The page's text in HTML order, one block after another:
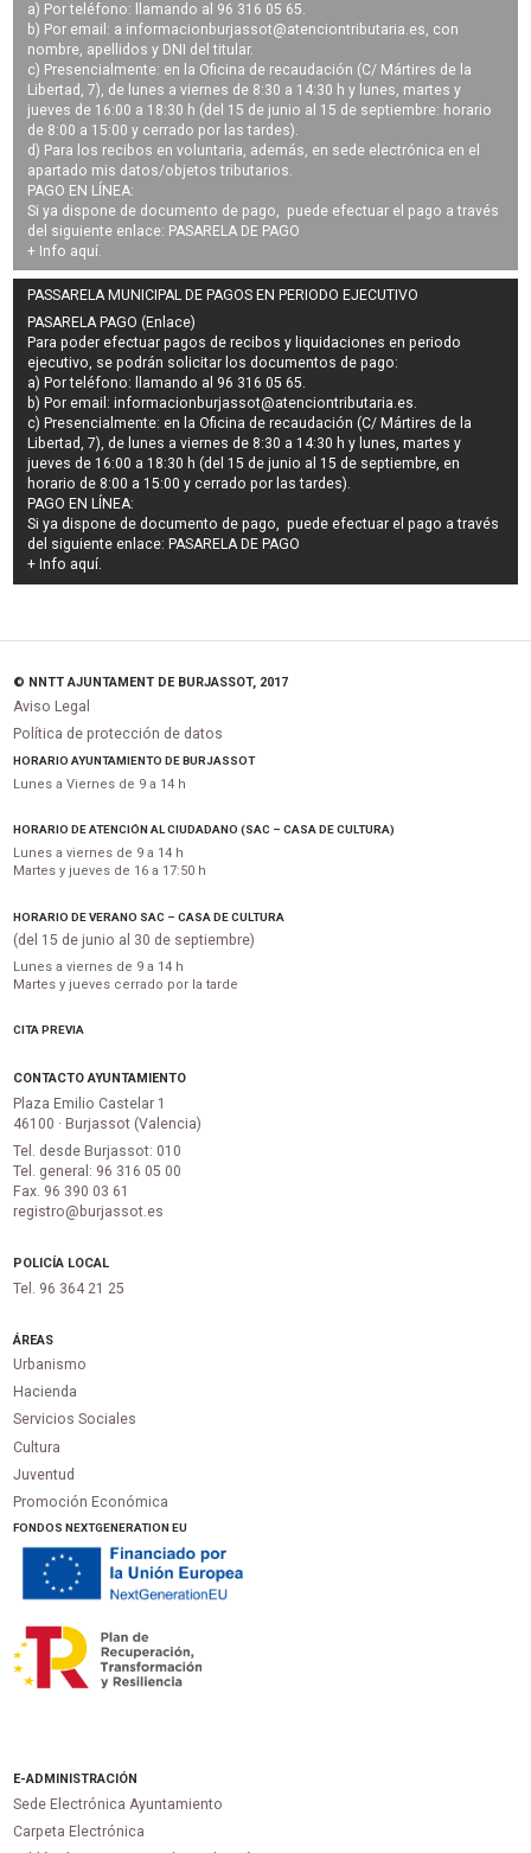
a) Por teléfono: llamando al 96 316 05 65.
b) Por email: a informacionburjassot@atenciontributaria.es, con
nombre, apellidos y DNI del titular.
c) Presencialmente: en la Oficina de recaudación (C/ Mártires de la
Libertad, 7), de lunes a viernes de 8:30 a 14:30 h y lunes, martes y
jueves de 16:00 a 18:30 h (del 15 de junio al 15 de septiembre: horario
de 8:00 a 15:00 y cerrado por las tardes).
d) Para los recibos en voluntaria, además, en sede electrónica en el
apartado mis datos/objetos tributarios.
PAGO EN LÍNEA:
Si ya dispone de documento de pago, puede efectuar el pago a través
del siguiente enlace: PASARELA DE PAGO
+ Info aquí.
PASSARELA MUNICIPAL DE PAGOS EN PERIODO EJECUTIVO
PASARELA PAGO (Enlace)
Para poder efectuar pagos derecibos y liquidaciones en periodo
ejecutivo, se podrán solicitar los documentos de pago:
a) Por teléfono: llamando al 96 316 05 65.
b) Por email:informacionburjassot@atenciontributaria.es.
c) Presencialmente: en la Oficina de recaudación (C/ Mártires de la
Libertad, 7), de lunes a viernes de 8:30 a 14:30 h y lunes, martes y
jueves de 16:00 a 18:30 h (del 15 de junio al 15 de septiembre, en
horario de 8:00 a 15:00 y cerrado por las tardes).
PAGO EN LÍNEA:
Si ya dispone de documento de pago, puede efectuar el pago a través
del siguiente enlace: PASARELA DE PAGO
+ Info aquí.
© NNTT AJUNTAMENT DE BURJASSOT, 2017
Aviso Legal
Política de protección de datos
HORARIO AYUNTAMIENTO DE BURJASSOT
Lunes a Viernes de 9 a 14 h
HORARIO DE ATENCIÓN AL CIUDADANO (SAC – CASA DE CULTURA)
Lunes a viernes de 9 a 14 h
Martes y jueves de 16 a 17:50 h
HORARIO DE VERANO SAC – CASA DE CULTURA
(del 15 de junio al 30 de septiembre)
Lunes a viernes de 9 a 14 h
Martes y jueves cerrado por la tarde
CITA PREVIA
CONTACTO AYUNTAMIENTO
Plaza Emilio Castelar 1
46100 · Burjassot (Valencia)
Tel. desde Burjassot: 010
Tel. general: 96 316 05 00
Fax. 96 390 03 61
registro@burjassot.es
POLICÍA LOCAL
Tel. 96 364 21 25
ÁREAS
Urbanismo
Hacienda
Servicios Sociales
Cultura
Juventud
Promoción Económica
FONDOS NEXTGENERATION EU
E-ADMINISTRACIÓN
Sede Electrónica Ayuntamiento
Carpeta Electrónica